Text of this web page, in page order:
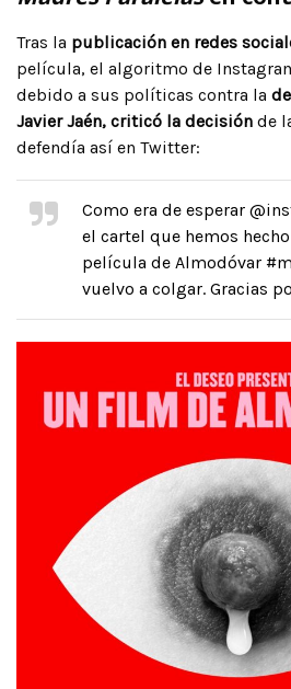
Tras la publicación en redes
película, el algoritmo de
debido a sus políticas contra la
Javier Jaén, criticó la decisión de
defendía así en Twitter:
Como era de esperar
el cartel que hemos
película de Almodóvar
vuelvo a colgar. Gracias